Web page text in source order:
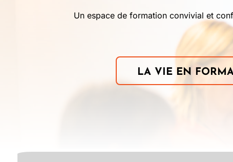
Un espace de formation convivial et
LA VIE EN